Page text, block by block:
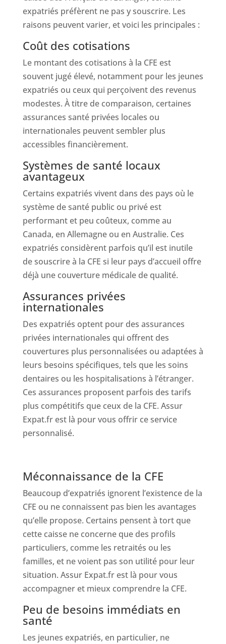
expatriés préfèrent ne pas y souscrire. Les
raisons peuvent varier, et voici les principales :
Coût des cotisations
Le montant des cotisations à la CFE est
souvent jugé élevé, notamment pour les jeunes
expatriés ou ceux qui perçoivent des revenus
modestes. À titre de comparaison, certaines
assurances santé privées locales ou
internationales peuvent sembler plus
accessibles financièrement.
Systèmes de santé locaux
avantageux
Certains expatriés vivent dans des pays où le
système de santé public ou privé est
performant et peu coûteux, comme au
Canada, en Allemagne ou en Australie. Ces
expatriés considèrent parfois qu’il est inutile
de souscrire à la CFE si leur pays d’accueil offre
déjà une couverture médicale de qualité.
Assurances privées
internationales
Des expatriés optent pour des assurances
privées internationales qui offrent des
couvertures plus personnalisées ou adaptées à
leurs besoins spécifiques, tels que les soins
dentaires ou les hospitalisations à l’étranger.
Ces assurances proposent parfois des tarifs
plus compétitifs que ceux de la CFE. Assur
Expat.fr est là pour vous offrir ce service
personnalisé.
Méconnaissance de la CFE
Beaucoup d’expatriés ignorent l’existence de la
CFE ou ne connaissent pas bien les avantages
qu’elle propose. Certains pensent à tort que
cette caisse ne concerne que des profils
particuliers, comme les retraités ou les
familles, et ne voient pas son utilité pour leur
situation. Assur Expat.fr est là pour vous
accompagner et mieux comprendre la CFE.
Peu de besoins immédiats en
santé
Les jeunes expatriés, en particulier, ne